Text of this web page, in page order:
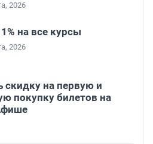
2026
на все курсы
2026
скидку на первую и
покупку билетов на